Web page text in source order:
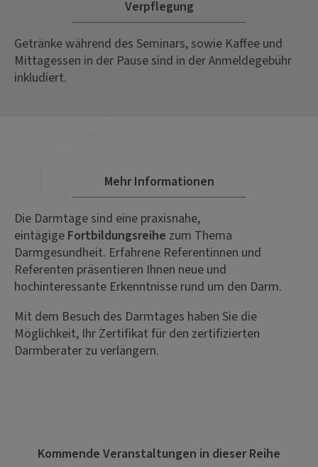
Verpflegung
Getränke während des Seminars, sowie Kaffee und
Mittagessen in der Pause sind in der Anmeldegebühr
inkludiert.
Mehr Informationen
Die Darmtage sind eine praxisnahe,
eintägige Fortbildungsreihe zum Thema
Darmgesundheit. Erfahrene Referentinnen und
Referenten präsentieren Ihnen neue und
hochinteressante Erkenntnisse rund um den Darm.
Mit dem Besuch des Darmtages haben Sie die
Möglichkeit, Ihr Zertifikat für den zertifizierten
Darmberater zu verlängern.
Kommende Veranstaltungen in dieser Reihe